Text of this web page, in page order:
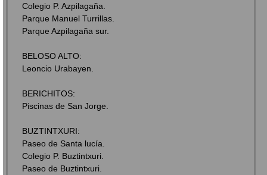
Colegio P. Azpilagaña.
Parque Manuel Turrillas.
Parque Azpilagaña sur.
BELOSO ALTO:
Leoncio Urabayen.
BERICHITOS:
Piscinas de San Jorge.
BUZTINTXURI:
Paseo de Santa lucía.
Colegio P. Buztintxuri.
Paseo de Buztintxuri.